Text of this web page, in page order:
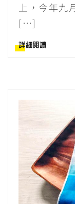
上，今年九
[…]
詳細閱讀